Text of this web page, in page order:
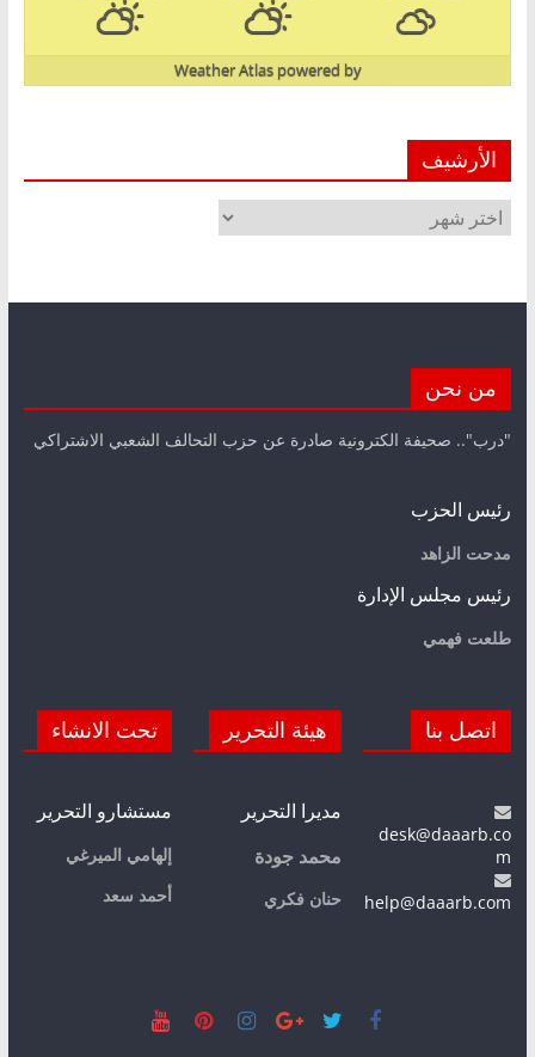
powered by
Weather Atlas
الأرشيف
الأرشيف
من نحن
"درب".. صحيفة الكترونية صادرة عن حزب التحالف الشعبي الاشتراكي
رئيس الحزب
مدحت الزاهد
رئيس مجلس الإدارة
طلعت فهمي
اتصل بنا
desk@daaarb.co
m
help@daaarb.com
هيئة التحرير
مديرا التحرير
محمد جودة
حنان فكري
تحت الانشاء
مستشارو التحرير
إلهامي الميرغي
أحمد سعد